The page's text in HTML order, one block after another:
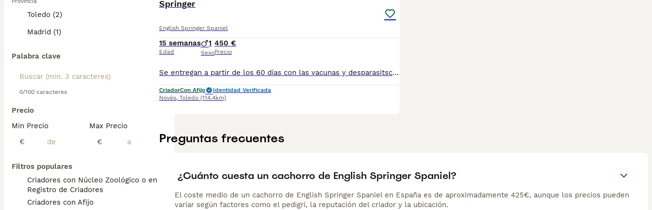
Toledo (2)
Madrid (1)
Palabra clave
0/100 caracteres
Precio
Min Precio
€
Max Precio
€
Filtros populares
Criadores con Núcleo Zoológico o en el
Registro de Criadores
Criadores con Afijo
Springer
English Springer Spaniel
15 semanas
Edad
1
Sexo
450 €
Precio
Se entregan a partir de los 60 días con las vacunas y desparasitsciones correspondiente a su edad chip no incluido en el precio
CriadorCon Afijo
Identidad Verificada
Novés, Toledo (114.4km)
Preguntas frecuentes
¿Cuánto cuesta un cachorro de English Springer Spaniel?
El coste medio de un cachorro de English Springer Spaniel en España es de aproximadamente 425€, aunque los precios pueden
variar según factores como el pedigrí, la reputación del criador y la ubicación.